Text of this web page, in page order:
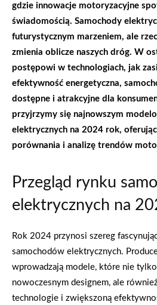
gdzie innowacje motoryzacyjne
świadomością. Samochody
futurystycznym marzeniem, ale
zmienia oblicze naszych dróg. W
postępowi w technologiach, jak
efektywność energetyczna,
dostępne i atrakcyjne dla
przyjrzymy się najnowszym
elektrycznych na 2024 rok,
porównania i analizę trendów
Przegląd rynku
elektrycznych na
Rok 2024 przynosi szereg
samochodów elektrycznych.
wprowadzają modele, które nie
nowoczesnym designem, ale
technologie i zwiększoną